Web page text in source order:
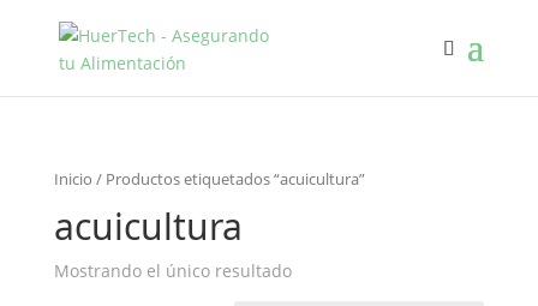
Inicio / Productos etiquetados “acuicultura”
acuicultura
Mostrando el único resultado